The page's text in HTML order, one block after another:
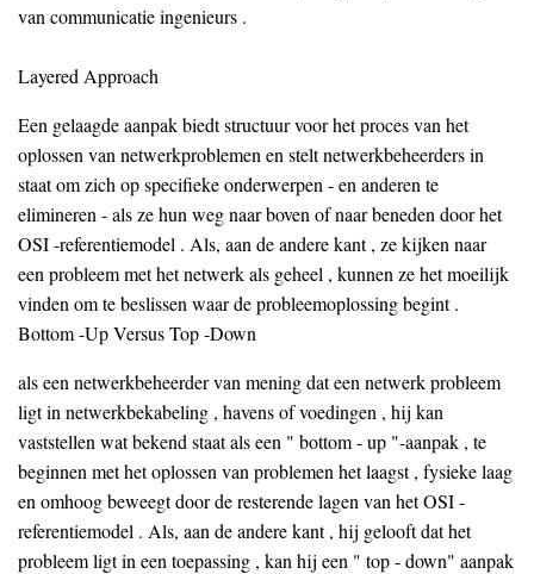
van communicatie ingenieurs .
Layered Approach
Een gelaagde aanpak biedt structuur voor het proces van het
oplossen van netwerkproblemen en stelt netwerkbeheerders in
staat om zich op specifieke onderwerpen - en anderen te
elimineren - als ze hun weg naar boven of naar beneden door het
OSI -referentiemodel . Als, aan de andere kant , ze kijken naar
een probleem met het netwerk als geheel , kunnen ze het moeilijk
vinden om te beslissen waar de probleemoplossing begint .
Bottom -Up Versus Top -Down
als een netwerkbeheerder van mening dat een netwerk probleem
ligt in netwerkbekabeling , havens of voedingen , hij kan
vaststellen wat bekend staat als een " bottom - up "-aanpak , te
beginnen met het oplossen van problemen het laagst , fysieke laag
en omhoog beweegt door de resterende lagen van het OSI -
referentiemodel . Als, aan de andere kant , hij gelooft dat het
probleem ligt in een toepassing , kan hij een " top - down" aanpak